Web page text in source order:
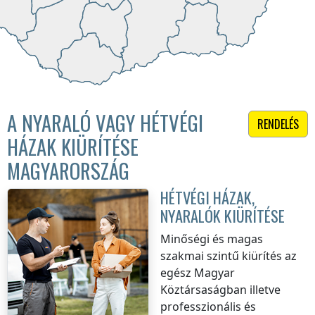
RENDELÉS
A NYARALÓ VAGY HÉTVÉGI
HÁZAK KIÜRÍTÉSE
MAGYARORSZÁG
HÉTVÉGI HÁZAK,
NYARALÓK KIÜRÍTÉSE
Minőségi és magas
szakmai szintű kiürítés az
egész Magyar
Köztársaságban illetve
professzionális és